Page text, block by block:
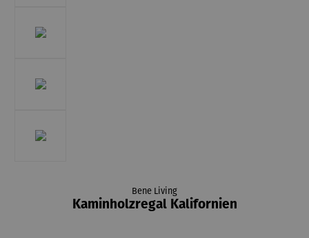
Bene Living
Kaminholzregal Kalifornien